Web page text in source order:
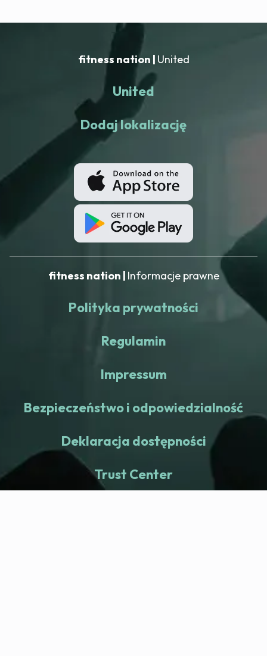
fitness nation | United
United
Dodaj lokalizację
fitness nation | Informacje prawne
Polityka prywatności
Regulamin
Impressum
Bezpieczeństwo i odpowiedzialność
Deklaracja dostępności
Trust Center